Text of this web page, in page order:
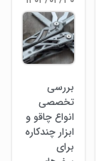
بررسی
تخصصی
انواع چاقو و
ابزار چندکاره
برای